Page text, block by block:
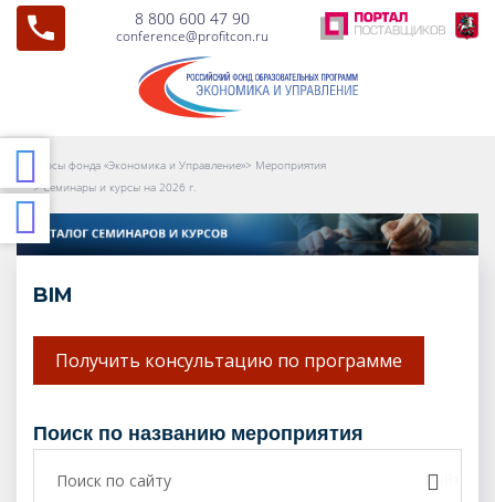
8 800 600 47 90
conference@profitcon.ru
Курсы фонда «Экономика и Управление»> Мероприятия
>Семинары и курсы на 2026 г.
BIM
Получить консультацию по программе
поиск по названию мероприятия